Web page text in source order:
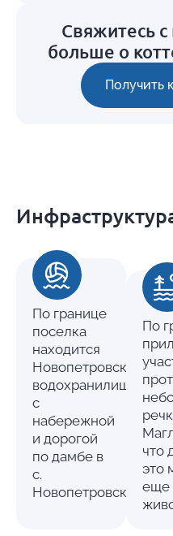
Свяжитесь с
больше о
Получить
По границе
поселка
находится
Новопетровское
водохранилище
с
набережной
и дорогой
по дамбе в
с.
Новопетровское
По
что
это
еще